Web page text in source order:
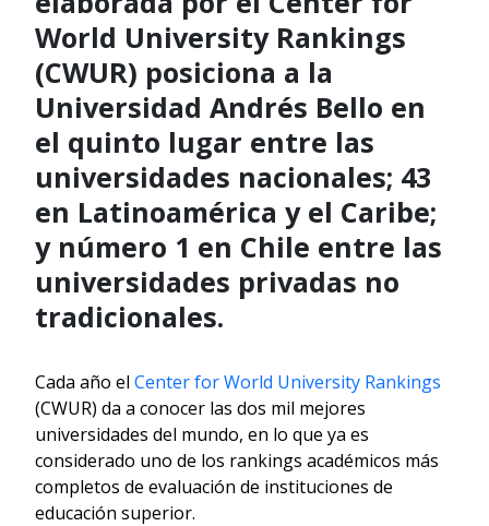
World University Rankings
(CWUR) posiciona a la
Universidad Andrés Bello en
el quinto lugar entre las
universidades nacionales; 43
en Latinoamérica y el Caribe;
y número 1 en Chile entre las
universidades privadas no
tradicionales.
Cada año el Center for World University Rankings
(CWUR) da a conocer las dos mil mejores
universidades del mundo, en lo que ya es
considerado uno de los rankings académicos más
completos de evaluación de instituciones de
educación superior.